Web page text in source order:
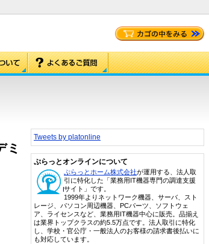
ミ
Tweets by platonline
ぷらっとオンラインについて
ぷらっとホーム株式会社が運用する、法人取
引に特化した「業務用IT機器専門の調達支援
サイト」です。
1999年よりネットワーク機器、サーバ、スト
レージ、パソコン周辺機器、PCパーツ、ソフトウェ
ア、ライセンスなど、業務用IT機器中心に販売。品揃え
は業界トップクラスの約5.5万点です。法人取引に特化
し、学校・官公庁・一般法人のお客様の請求書後払いに
も対応しています。